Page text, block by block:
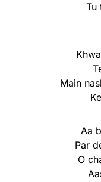
Tu
Main
Aa
Par
O